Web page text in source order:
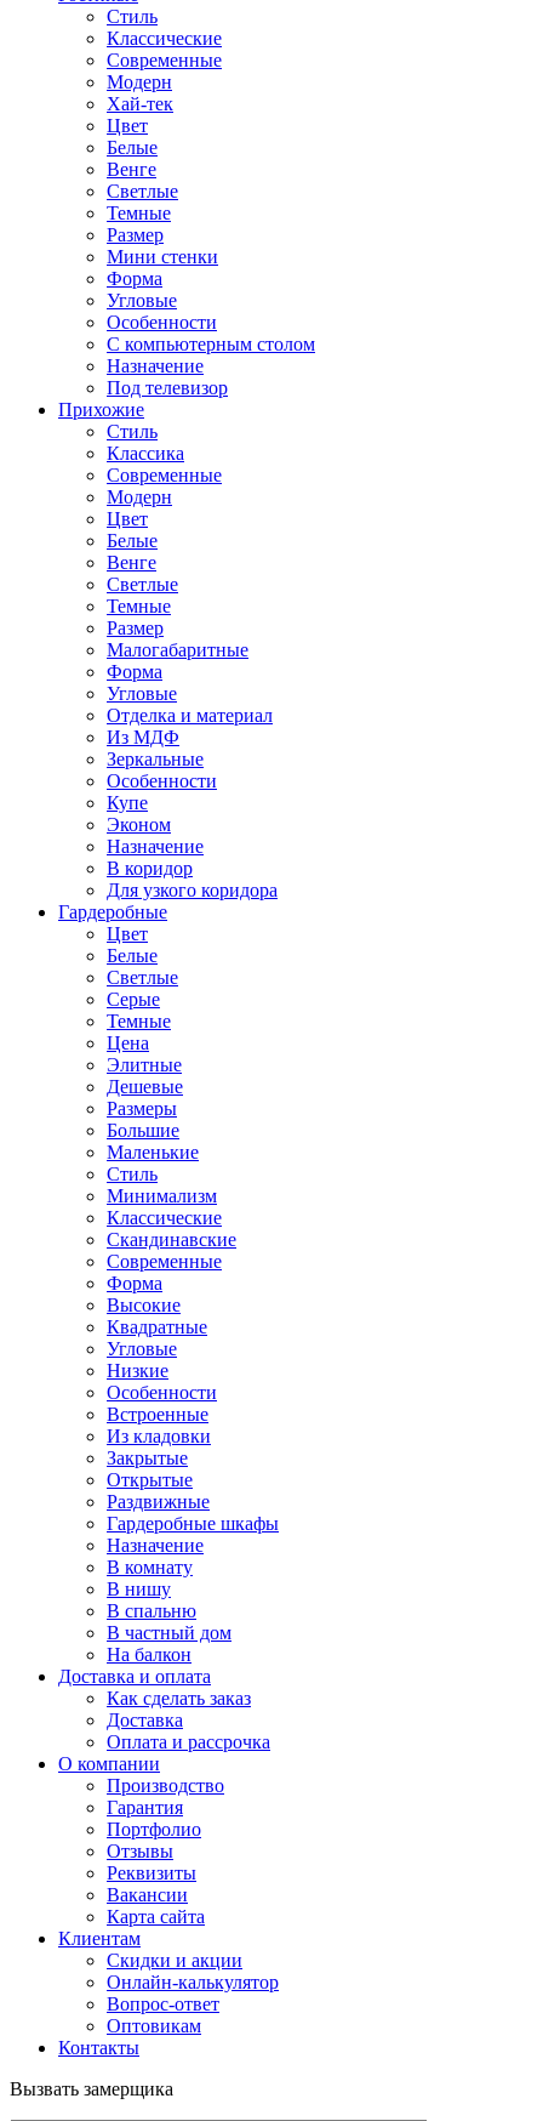
Стиль
Классические
Современные
Модерн
Хай-тек
Цвет
Белые
Венге
Светлые
Темные
Размер
Мини стенки
Форма
Угловые
Особенности
С компьютерным столом
Назначение
Под телевизор
Прихожие
Стиль
Классика
Современные
Модерн
Цвет
Белые
Венге
Светлые
Темные
Размер
Малогабаритные
Форма
Угловые
Отделка и материал
Из МДФ
Зеркальные
Особенности
Купе
Эконом
Назначение
В коридор
Для узкого коридора
Гардеробные
Цвет
Белые
Светлые
Серые
Темные
Цена
Элитные
Дешевые
Размеры
Большие
Маленькие
Стиль
Минимализм
Классические
Скандинавские
Современные
Форма
Высокие
Квадратные
Угловые
Низкие
Особенности
Встроенные
Из кладовки
Закрытые
Открытые
Раздвижные
Гардеробные шкафы
Назначение
В комнату
В нишу
В спальню
В частный дом
На балкон
Доставка и оплата
Как сделать заказ
Доставка
Оплата и рассрочка
О компании
Производство
Гарантия
Портфолио
Отзывы
Реквизиты
Вакансии
Карта сайта
Клиентам
Скидки и акции
Онлайн-калькулятор
Вопрос-ответ
Оптовикам
Контакты
Вызвать замерщика